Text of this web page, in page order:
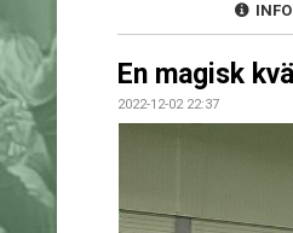
En magisk
2022-12-02 22:37